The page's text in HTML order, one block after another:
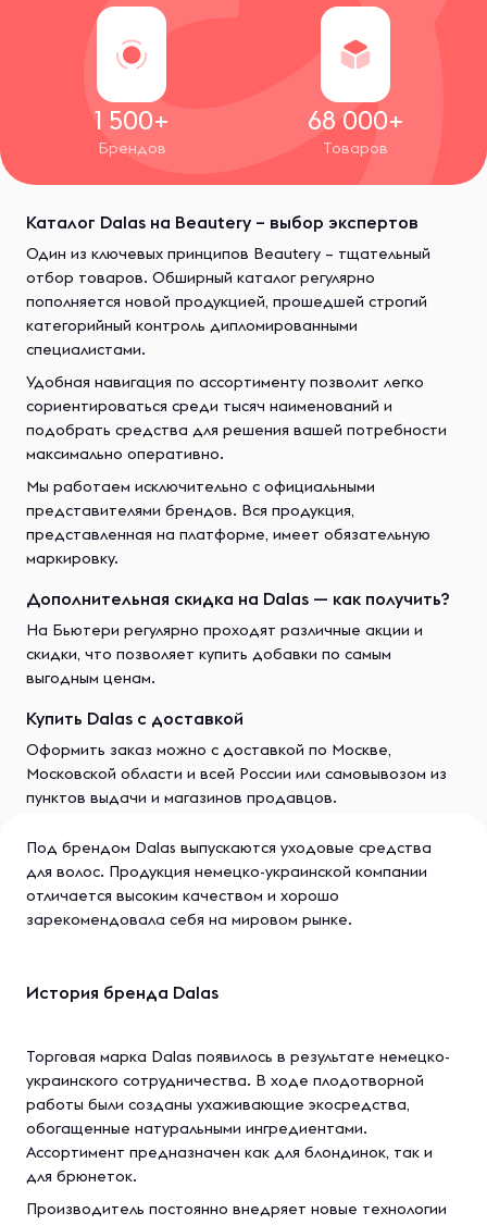
1 500+
Брендов
68 000+
Товаров
Каталог Dalas на Beautery – выбор экспертов
Один из ключевых принципов Beautery – тщательный
отбор товаров. Обширный каталог регулярно
пополняется новой продукцией, прошедшей строгий
категорийный контроль дипломированными
специалистами.
Удобная навигация по ассортименту позволит легко
сориентироваться среди тысяч наименований и
подобрать средства для решения вашей потребности
максимально оперативно.
Мы работаем исключительно с официальными
представителями брендов. Вся продукция,
представленная на платформе, имеет обязательную
маркировку.
Дополнительная скидка на Dalas — как получить?
На Бьютери регулярно проходят различные акции и
скидки, что позволяет купить добавки по самым
выгодным ценам.
Купить Dalas с доставкой
Оформить заказ можно с доставкой по Москве,
Московской области и всей России или самовывозом из
пунктов выдачи и магазинов продавцов.
Под брендом Dalas выпускаются уходовые средства
для волос. Продукция немецко-украинской компании
отличается высоким качеством и хорошо
зарекомендовала себя на мировом рынке.
История бренда Dalas
Торговая марка Dalas появилось в результате немецко-
украинского сотрудничества. В ходе плодотворной
работы были созданы ухаживающие экосредства,
обогащенные натуральными ингредиентами.
Ассортимент предназначен как для блондинок, так и
для брюнеток.
Производитель постоянно внедряет новые технологии